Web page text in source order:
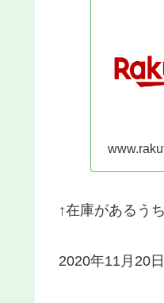
↑在庫があるう
2020年11月20